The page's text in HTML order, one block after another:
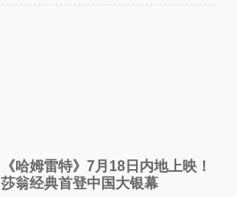
《哈姆雷特》7月18日内地上映！
莎翁经典首登中国大银幕